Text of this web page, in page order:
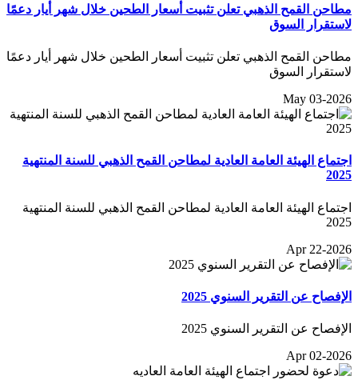
مطاحن القمح الذهبي تعلن تثبيت أسعار الطحين خلال شهر أيار دعمًا
لاستقرار السوق
مطاحن القمح الذهبي تعلن تثبيت أسعار الطحين خلال شهر أيار دعمًا
لاستقرار السوق
May 03-2026
اجتماع الهيئة العامة العادية لمطاحن القمح الذهبي للسنة المنتهية
2025
اجتماع الهيئة العامة العادية لمطاحن القمح الذهبي للسنة المنتهية
2025
Apr 22-2026
الإفصاح عن التقرير السنوي 2025
الإفصاح عن التقرير السنوي 2025
Apr 02-2026